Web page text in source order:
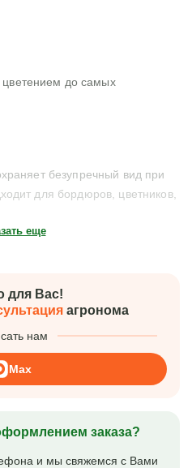
до самых
безупречный вид при
для бордюров, цветников,
еще
для Вас!
агронома
нам
Max
заказа?
и мы свяжемся с Вами